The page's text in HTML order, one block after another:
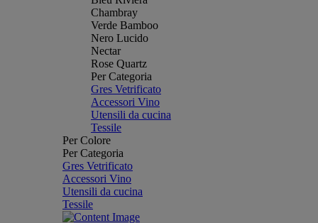
Chambray
Verde Bamboo
Nero Lucido
Nectar
Rose Quartz
Per Categoria
Gres Vetrificato
Accessori Vino
Utensili da cucina
Tessile
Per Colore
Per Categoria
Gres Vetrificato
Accessori Vino
Utensili da cucina
Tessile